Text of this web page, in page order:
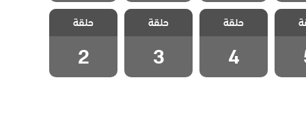
5
مسلسل حبات
اللؤلؤ الحلقة 4
حلقة
4
مسلسل حبات
اللؤلؤ الحلقة 3
حلقة
3
مسلسل حبات
اللؤلؤ الحلقة 2
حلقة
2